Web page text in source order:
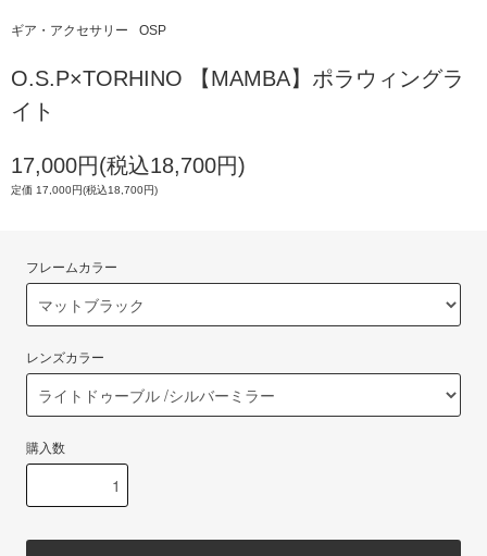
ギア・アクセサリー OSP
O.S.P×TORHINO 【MAMBA】ポラウィングラ
イト
17,000円(税込18,700円)
定価 17,000円(税込18,700円)
フレームカラー
レンズカラー
購入数